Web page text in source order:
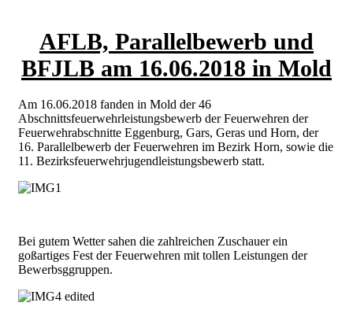
AFLB, Parallelbewerb und
BFJLB am 16.06.2018 in Mold
Am 16.06.2018 fanden in Mold der 46
Abschnittsfeuerwehrleistungsbewerb der Feuerwehren der
Feuerwehrabschnitte Eggenburg, Gars, Geras und Horn, der
16. Parallelbewerb der Feuerwehren im Bezirk Horn, sowie die
11. Bezirksfeuerwehrjugendleistungsbewerb statt.
Bei gutem Wetter sahen die zahlreichen Zuschauer ein
goßartiges Fest der Feuerwehren mit tollen Leistungen der
Bewerbsggruppen.